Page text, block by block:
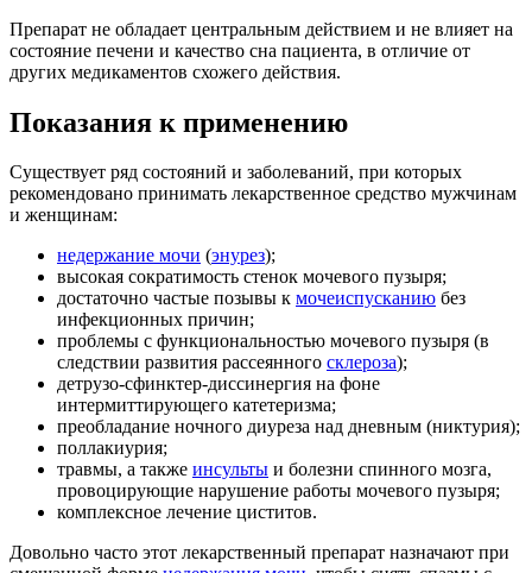
Препарат не обладает центральным действием и не влияет на
состояние печени и качество сна пациента, в отличие от
других медикаментов схожего действия.
Показания к применению
Существует ряд состояний и заболеваний, при которых
рекомендовано принимать лекарственное средство мужчинам
и женщинам:
недержание мочи (энурез);
высокая сократимость стенок мочевого пузыря;
достаточно частые позывы к мочеиспусканию без
инфекционных причин;
проблемы с функциональностью мочевого пузыря (в
следствии развития рассеянного склероза);
детрузо-сфинктер-диссинергия на фоне
интермиттирующего катетеризма;
преобладание ночного диуреза над дневным (никтурия);
поллакиурия;
травмы, а также инсульты и болезни спинного мозга,
провоцирующие нарушение работы мочевого пузыря;
комплексное лечение циститов.
Довольно часто этот лекарственный препарат назначают при